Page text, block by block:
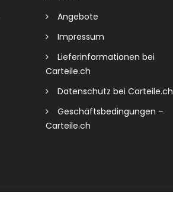
Angebote
Impressum
Lieferinformationen bei
Carteile.ch
Datenschutz bei Carteile.ch
Geschäftsbedingungen –
Carteile.ch